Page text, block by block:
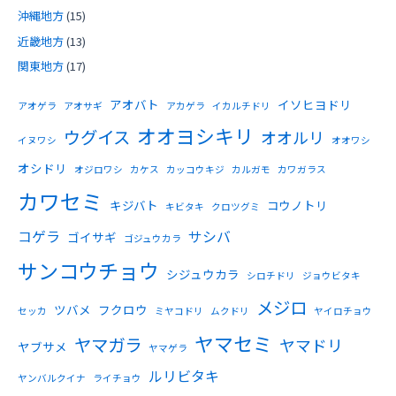
沖縄地方(15)
近畿地方(13)
関東地方(17)
アオゲラ アオサギ アオバト アカゲラ イカルチドリ イソヒヨドリ
イヌワシ ウグイス オオヨシキリ オオルリ オオワシ
オシドリ オジロワシ カケス カッコウキジ カルガモ カワガラス
カワセミ キジバト キビタキ クロツグミ コウノトリ
コゲラ ゴイサギ ゴジュウカラ サシバ
サンコウチョウ シジュウカラ シロチドリ ジョウビタキ
セッカ ツバメ フクロウ ミヤコドリ ムクドリ メジロ ヤイロチョウ
ヤブサメ ヤマガラ ヤマゲラ ヤマセミ ヤマドリ
ヤンバルクイナ ライチョウ ルリビタキ